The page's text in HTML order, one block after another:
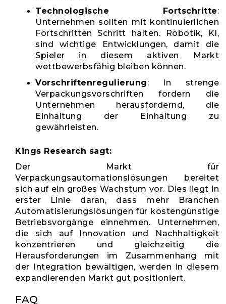
Technologische Fortschritte:
Unternehmen sollten mit kontinuierlichen
Fortschritten Schritt halten. Robotik, KI,
sind wichtige Entwicklungen, damit die
Spieler in diesem aktiven Markt
wettbewerbsfähig bleiben können.
Vorschriftenregulierung: In strenge
Verpackungsvorschriften fordern die
Unternehmen herausfordernd, die
Einhaltung der Einhaltung zu
gewährleisten.
Kings Research sagt:
Der Markt für
Verpackungsautomationslösungen bereitet
sich auf ein großes Wachstum vor. Dies liegt in
erster Linie daran, dass mehr Branchen
Automatisierungslösungen für kostengünstige
Betriebsvorgänge einnehmen. Unternehmen,
die sich auf Innovation und Nachhaltigkeit
konzentrieren und gleichzeitig die
Herausforderungen im Zusammenhang mit
der Integration bewältigen, werden in diesem
expandierenden Markt gut positioniert.
FAQ